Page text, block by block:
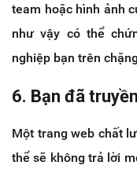
team hoặc hình ảnh
như vậy có thể
nghiệp bạn trên
6. Bạn đã
Một trang web chất
thể sẽ không trả lời